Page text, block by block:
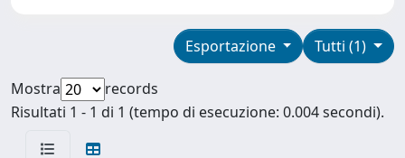
Tutti (1)
Esportazione
Mostra
records
Risultati 1 - 1 di 1 (tempo di esecuzione: 0.004 secondi).